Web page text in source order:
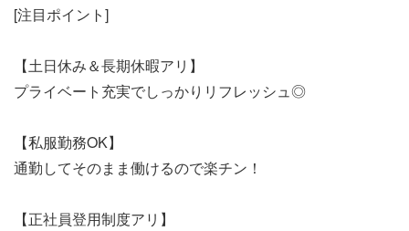
[注目ポイント]
【土日休み＆長期休暇アリ】
プライベート充実でしっかりリフレッシュ◎
【私服勤務OK】
通勤してそのまま働けるので楽チン！
【正社員登用制度アリ】